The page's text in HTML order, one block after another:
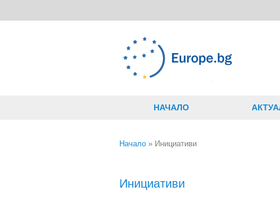
НАЧАЛО
Начало » Инициативи
Инициативи